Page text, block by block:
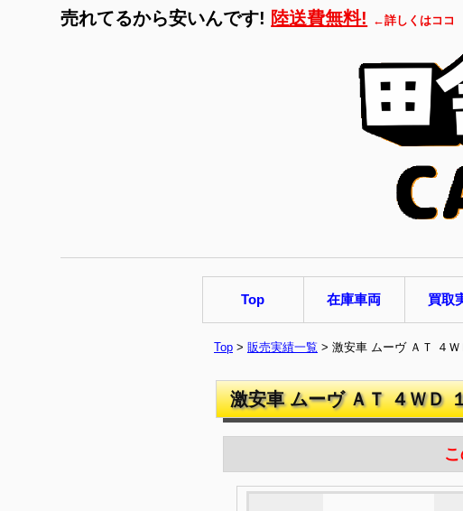
売れてるから安いんです! 陸送費無料! ←詳しくはココ
Top 在庫車両 買取
Top > 販売実績一覧 > 激安車 ムーヴ ＡＴ ４
激安車 ムーヴ ＡＴ ４ＷＤ